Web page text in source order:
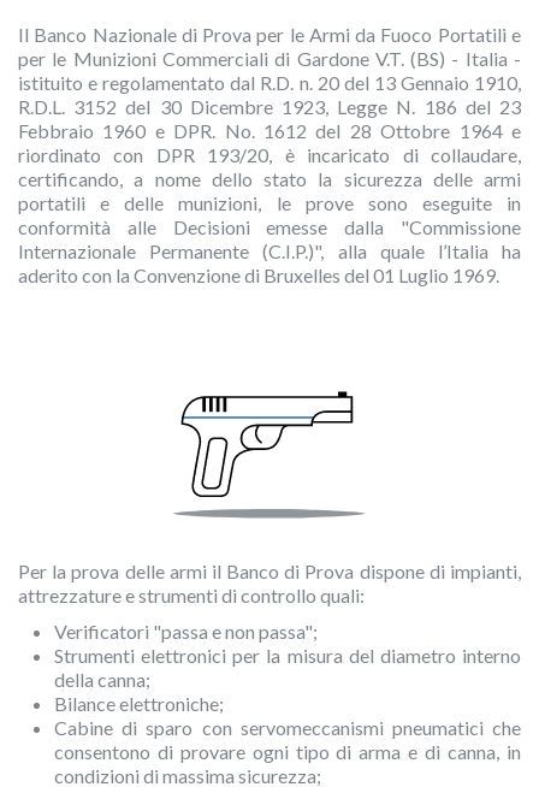
Il Banco Nazionale di Prova per le Armi da Fuoco Portatili e
per le Munizioni Commerciali di Gardone V.T. (BS) - Italia -
istituito e regolamentato dal R.D. n. 20 del 13 Gennaio 1910,
R.D.L. 3152 del 30 Dicembre 1923, Legge N. 186 del 23
Febbraio 1960 e DPR. No. 1612 del 28 Ottobre 1964 e
riordinato con DPR 193/20, è incaricato di collaudare,
certificando, a nome dello stato la sicurezza delle armi
portatili e delle munizioni, le prove sono eseguite in
conformità alle Decisioni emesse dalla "Commissione
Internazionale Permanente (C.I.P.)", alla quale l’Italia ha
aderito con la Convenzione di Bruxelles del 01 Luglio 1969.
Per la prova delle armi il Banco di Prova dispone di impianti,
attrezzature e strumenti di controllo quali:
Verificatori "passa e non passa";
Strumenti elettronici per la misura del diametro interno
della canna;
Bilance elettroniche;
Cabine di sparo con servomeccanismi pneumatici che
consentono di provare ogni tipo di arma e di canna, in
condizioni di massima sicurezza;